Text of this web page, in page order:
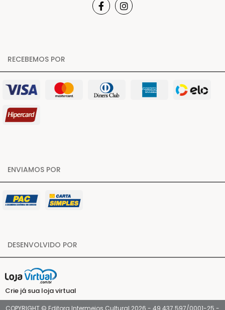
RECEBEMOS POR
ENVIAMOS POR
DESENVOLVIDO POR
Crie já sua loja virtual
COPYRIGHT © Editora Intermeios Cultural 2026 - 49.437.597/0001-25 -